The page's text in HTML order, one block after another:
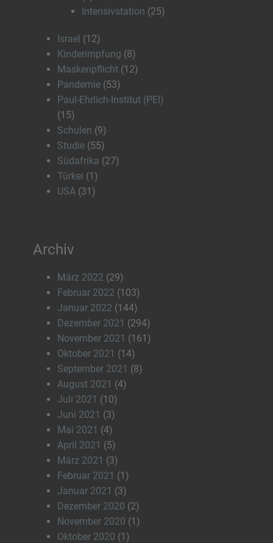
Intensivstation (25)
Israel (12)
Kinderimpfung (8)
Maskenpflicht (12)
Pandemie (53)
Paul-Ehrlich-Institut (PEI)
(15)
Schulen (9)
Studie (55)
Südafrika (27)
Türkei (1)
USA (31)
Archiv
März 2022 (29)
Februar 2022 (103)
Januar 2022 (144)
Dezember 2021 (294)
November 2021 (161)
Oktober 2021 (14)
September 2021 (8)
August 2021 (4)
Juli 2021 (10)
Juni 2021 (3)
Mai 2021 (4)
April 2021 (5)
März 2021 (3)
Februar 2021 (1)
Januar 2021 (3)
Dezember 2020 (2)
November 2020 (1)
Oktober 2020 (1)